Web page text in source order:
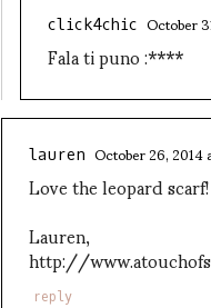
click4chic October
Fala ti puno :****
lauren October 26, 2014
Love the leopard scarf!
Lauren,
http://
reply